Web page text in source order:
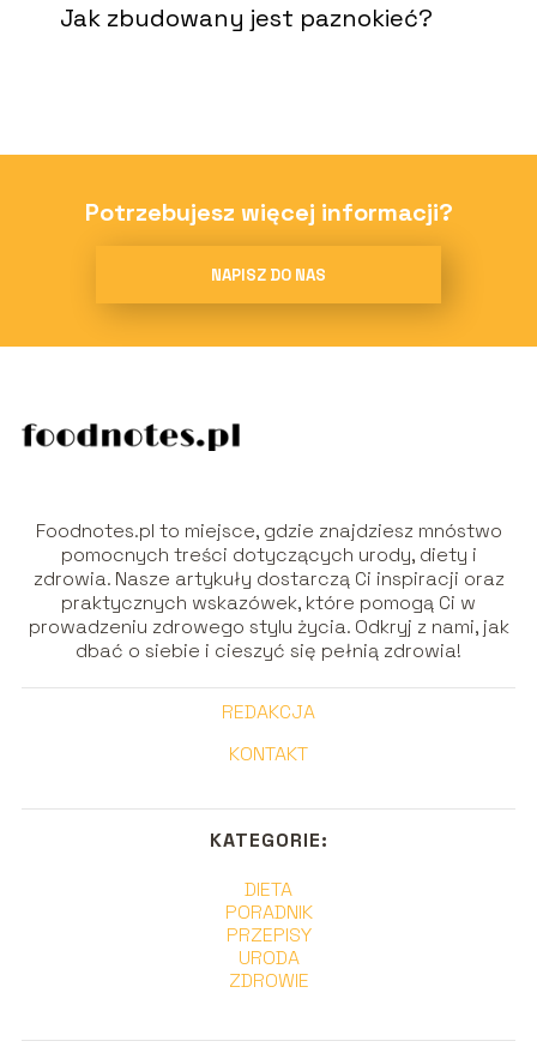
Jak zbudowany jest paznokieć?
Potrzebujesz więcej informacji?
NAPISZ DO NAS
Foodnotes.pl to miejsce, gdzie znajdziesz mnóstwo
pomocnych treści dotyczących urody, diety i
zdrowia. Nasze artykuły dostarczą Ci inspiracji oraz
praktycznych wskazówek, które pomogą Ci w
prowadzeniu zdrowego stylu życia. Odkryj z nami, jak
dbać o siebie i cieszyć się pełnią zdrowia!
REDAKCJA
KONTAKT
KATEGORIE:
DIETA
PORADNIK
PRZEPISY
URODA
ZDROWIE